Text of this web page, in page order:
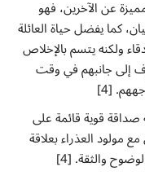
عن الآخرين، فهو
كما يفضل حياة العائلة
ولكنه يتسم بالإخلاص
إلى جانبهم في وقت
[4]
صداقة قوية قائمة على
مولود العذراء بعلاقة
والثقة. [4]